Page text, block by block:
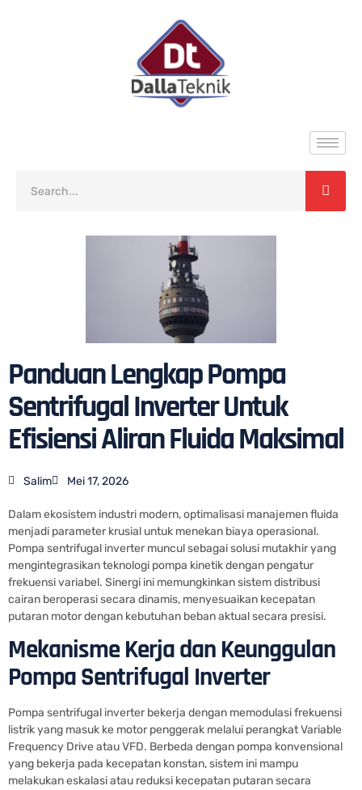
Panduan Lengkap Pompa
Sentrifugal Inverter Untuk
Efisiensi Aliran Fluida Maksimal
Salim Mei 17, 2026
Dalam ekosistem industri modern, optimalisasi manajemen fluida
menjadi parameter krusial untuk menekan biaya operasional.
Pompa sentrifugal inverter muncul sebagai solusi mutakhir yang
mengintegrasikan teknologi pompa kinetik dengan pengatur
frekuensi variabel. Sinergi ini memungkinkan sistem distribusi
cairan beroperasi secara dinamis, menyesuaikan kecepatan
putaran motor dengan kebutuhan beban aktual secara presisi.
Mekanisme Kerja dan Keunggulan
Pompa Sentrifugal Inverter
Pompa sentrifugal inverter bekerja dengan memodulasi frekuensi
listrik yang masuk ke motor penggerak melalui perangkat Variable
Frequency Drive atau VFD. Berbeda dengan pompa konvensional
yang bekerja pada kecepatan konstan, sistem ini mampu
melakukan eskalasi atau reduksi kecepatan putaran secara